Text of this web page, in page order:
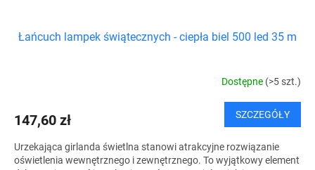
Łańcuch lampek świątecznych - ciepła biel 500 led 35 m
Dostępne (>5 szt.)
147,60 zł SZCZEGÓŁY
Urzekająca girlanda świetlna stanowi atrakcyjne rozwiązanie
oświetlenia wewnętrznego i zewnętrznego. To wyjątkowy element